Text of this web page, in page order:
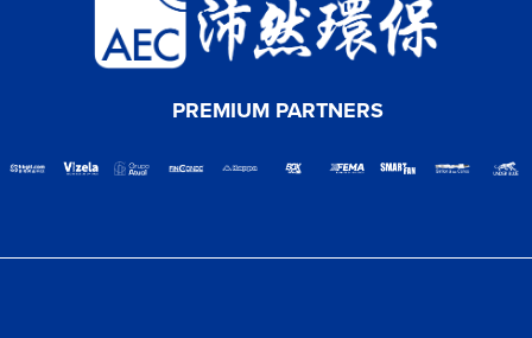
PREMIUM PARTNERS